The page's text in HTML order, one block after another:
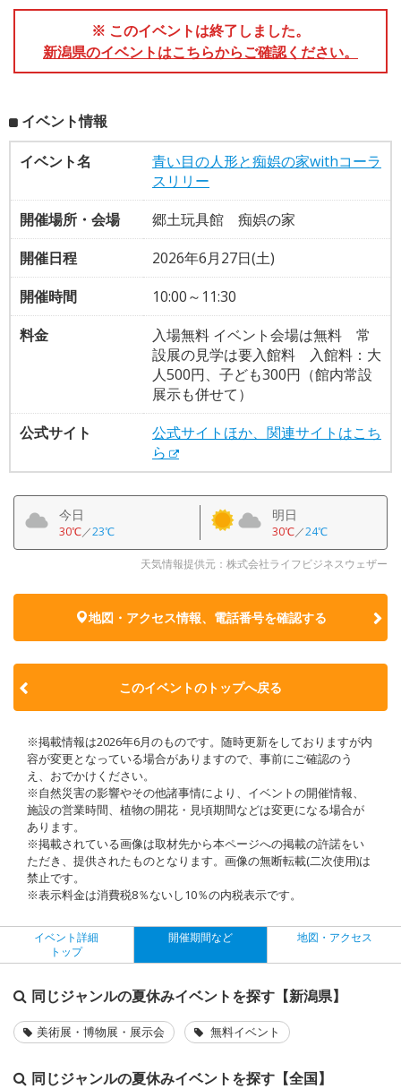
※ このイベントは終了しました。
新潟県のイベントはこちらからご確認ください。
イベント情報
イベント名
青い目の人形と痴娯の家withコーラ
スリリー
開催場所・会場
郷土玩具館 痴娯の家
開催日程
2026年6月27日(土)
開催時間
10:00～11:30
料金
入場無料 イベント会場は無料 常
設展の見学は要入館料 入館料：大
人500円、子ども300円（館内常設
展示も併せて）
公式サイト
公式サイトほか、関連サイトはこち
ら
今日
30℃／23℃
明日
30℃／24℃
天気情報提供元：株式会社ライフビジネスウェザー
地図・アクセス情報、電話番号を確認する
このイベントのトップへ戻る
※掲載情報は2026年6月のものです。随時更新をしておりますが内
容が変更となっている場合がありますので、事前にご確認のう
え、おでかけください。
※自然災害の影響やその他諸事情により、イベントの開催情報、
施設の営業時間、植物の開花・見頃期間などは変更になる場合が
あります。
※掲載されている画像は取材先から本ページへの掲載の許諾をい
ただき、提供されたものとなります。画像の無断転載(二次使用)は
禁止です。
※表示料金は消費税8％ないし10％の内税表示です。
イベント詳細
トップ
開催期間など 地図・アクセス
同じジャンルの夏休みイベントを探す【新潟県】
美術展・博物展・展示会 無料イベント
同じジャンルの夏休みイベントを探す【全国】